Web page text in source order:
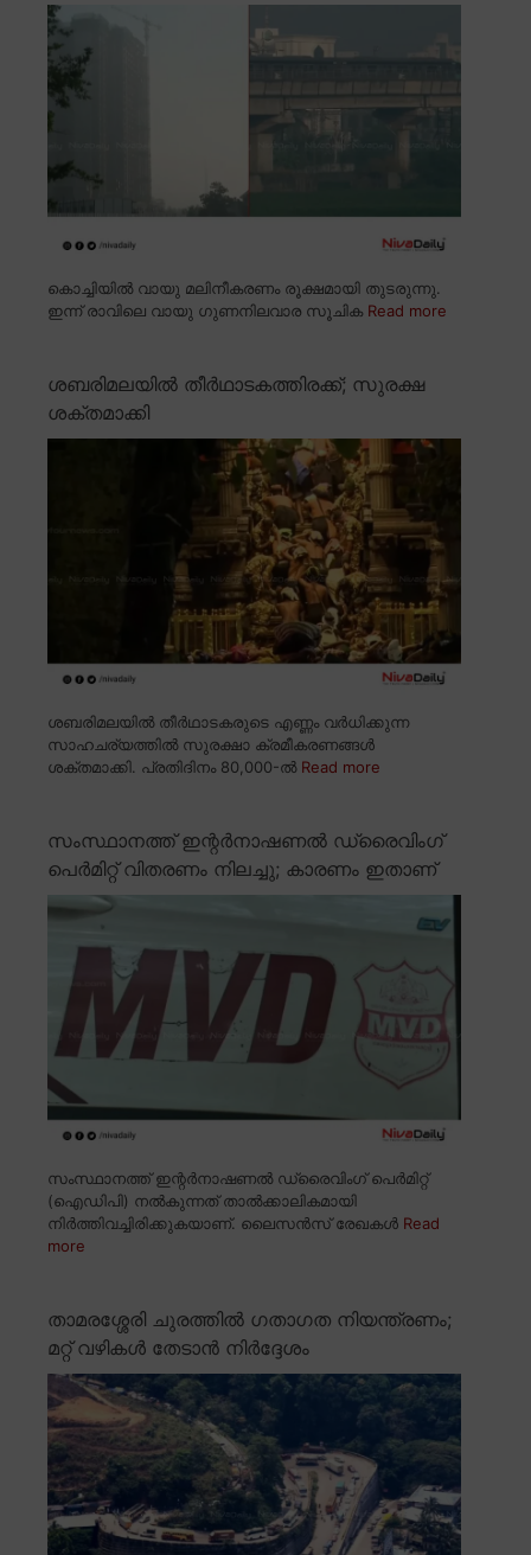
കൊച്ചിയിൽ വായു മലിനീകരണം രൂക്ഷമായി തുടരുന്നു.
ഇന്ന് രാവിലെ വായു ഗുണനിലവാര സൂചിക Read more
ശബരിമലയിൽ തീർഥാടകത്തിരക്ക്; സുരക്ഷ
ശക്തമാക്കി
ശബരിമലയിൽ തീർഥാടകരുടെ എണ്ണം വർധിക്കുന്ന
സാഹചര്യത്തിൽ സുരക്ഷാ ക്രമീകരണങ്ങൾ
ശക്തമാക്കി. പ്രതിദിനം 80,000-ൽ Read more
സംസ്ഥാനത്ത് ഇന്റർനാഷണൽ ഡ്രൈവിംഗ്
പെർമിറ്റ് വിതരണം നിലച്ചു; കാരണം ഇതാണ്
സംസ്ഥാനത്ത് ഇന്റർനാഷണൽ ഡ്രൈവിംഗ് പെർമിറ്റ്
(ഐഡിപി) നൽകുന്നത് താൽക്കാലികമായി
നിർത്തിവച്ചിരിക്കുകയാണ്. ലൈസൻസ് രേഖകൾ Read
more
താമരശ്ശേരി ചുരത്തിൽ ഗതാഗത നിയന്ത്രണം;
മറ്റ് വഴികൾ തേടാൻ നിർദ്ദേശം